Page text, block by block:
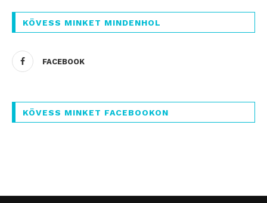
KÖVESS MINKET MINDENHOL
FACEBOOK
KÖVESS MINKET FACEBOOKON